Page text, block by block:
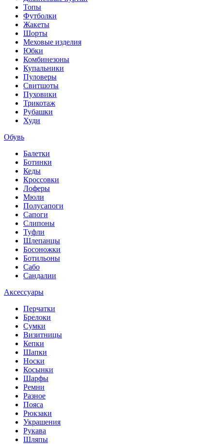
Топы
Футболки
Жакеты
Шорты
Меховые изделия
Юбки
Комбинезоны
Купальники
Пуловеры
Свитшоты
Пуховики
Трикотаж
Рубашки
Худи
Обувь
Балетки
Ботинки
Кеды
Кроссовки
Лоферы
Мюли
Полусапоги
Сапоги
Слипоны
Туфли
Шлепанцы
Босоножки
Ботильоны
Сабо
Сандалии
Аксессуары
Перчатки
Брелоки
Сумки
Визитницы
Кепки
Шапки
Носки
Косынки
Шарфы
Ремни
Разное
Пояса
Рюкзаки
Украшения
Рукава
Шляпы